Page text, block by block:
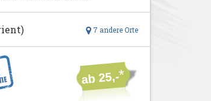
7 andere Orte
ab 25,-*